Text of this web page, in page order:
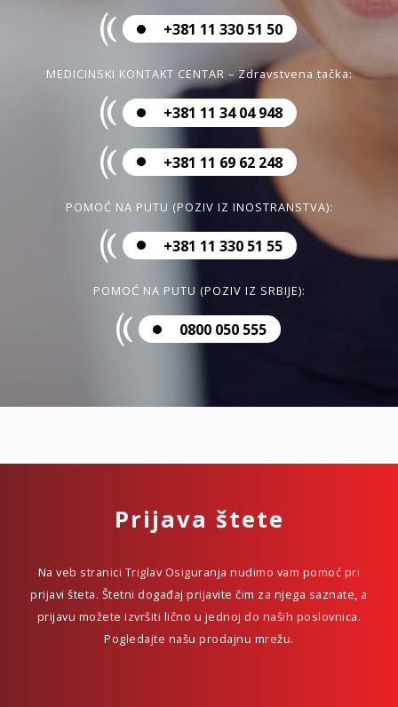
+381 11 330 51 50
MEDICINSKI KONTAKT CENTAR – Zdravstvena tačka:
+381 11 34 04 948
+381 11 69 62 248
POMOĆ NA PUTU (POZIV IZ INOSTRANSTVA):
+381 11 330 51 55
POMOĆ NA PUTU (POZIV IZ SRBIJE):
0800 050 555
Prijava štete
Na veb stranici Triglav Osiguranja nudimo vam pomoć pri
prijavi šteta. Štetni događaj prijavite čim za njega saznate, a
prijavu možete izvršiti lično u jednoj do naših poslovnica.
Pogledajte našu prodajnu mrežu.